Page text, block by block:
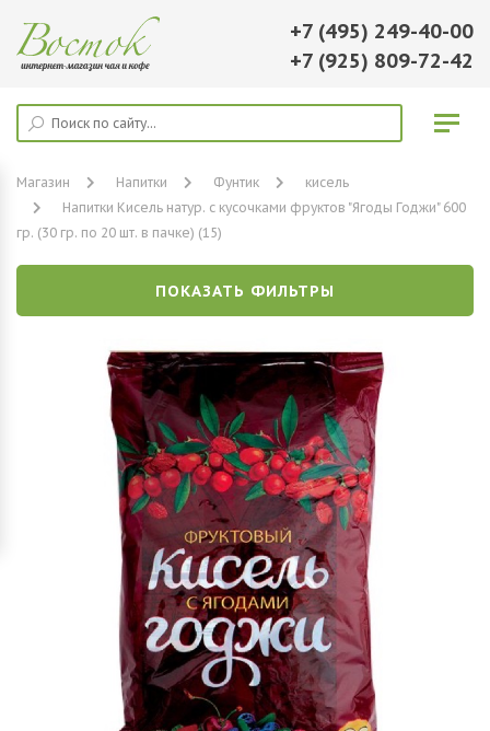
+7 (495) 249-40-00
+7 (925) 809-72-42
Магазин Напитки Фунтик
кисель
Напитки Кисель натур. с кусочками фруктов "Ягоды Годжи" 600
гр. (30 гр. по 20 шт. в пачке) (15)
ПОКАЗАТЬ ФИЛЬТРЫ